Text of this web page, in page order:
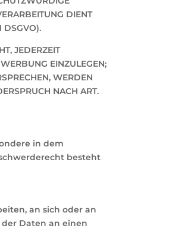
DIENT
DSGVO).
JEDERZEIT
EINZULEGEN;
WERDEN
NACH ART.
in dem
besteht
an sich oder an
Daten an einen